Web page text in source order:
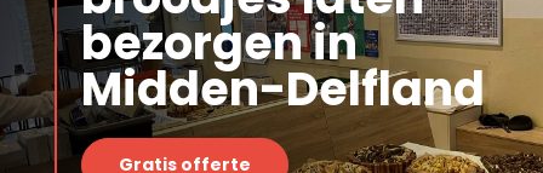
bezorgen in
Midden-Delfland
Gratis offerte